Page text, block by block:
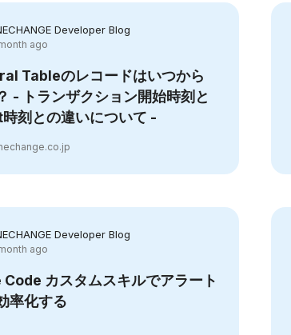
Developer Blog
ago
Tableのレコードはいつから
- トランザクション開始時刻と
刻との違いについて -
Developer Blog
ago
カスタムスキルでアラート
率化する